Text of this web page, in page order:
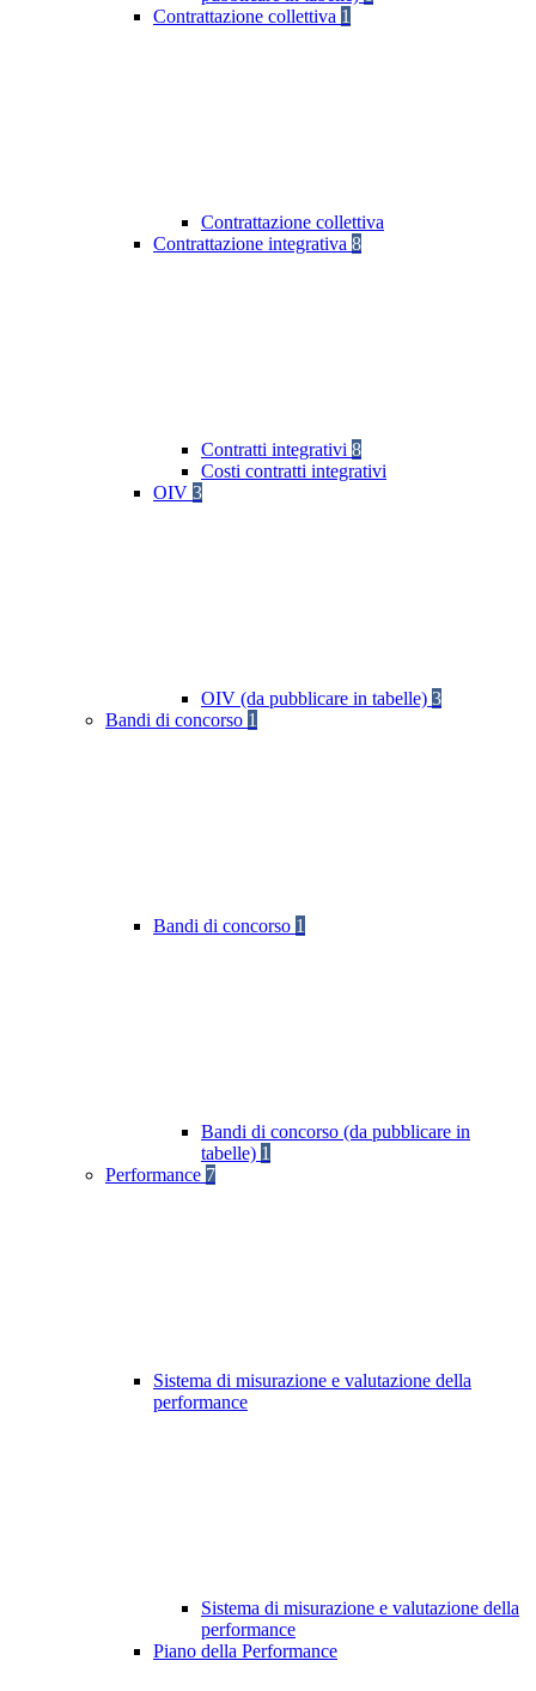
Contrattazione collettiva 1
Contrattazione collettiva
Contrattazione integrativa 8
Contratti integrativi 8
Costi contratti integrativi
OIV 3
OIV (da pubblicare in tabelle) 3
Bandi di concorso 1
Bandi di concorso 1
Bandi di concorso (da pubblicare in
tabelle) 1
Performance 7
Sistema di misurazione e valutazione della
performance
Sistema di misurazione e valutazione della
performance
Piano della Performance